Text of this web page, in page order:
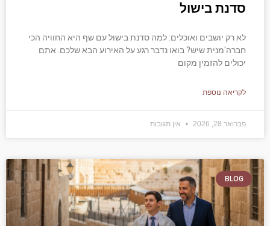
סדנת בישול
לא רק יושבים ואוכלים: למה סדנת בישול עם שף היא החוויה הכי
חברה'מנית שיש? בואו נדבר רגע על האירוע הבא שלכם. אתם
יכולים להזמין מקום
לקריאה נוספת
פברואר 28, 2026 אין תגובות
BLOG